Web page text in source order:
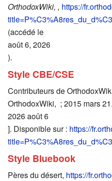
OrthodoxWiki, , https://
(accédé le
août 6, 2026
).
Style CBE/CSE
Contributeurs de
OrthodoxWiki, ; 2015 mars
2026 août 6
]. Disponible sur : https://
Style Bluebook
Pères du désert, https://